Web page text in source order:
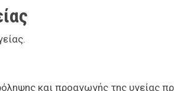
και προαγωγής της υγείας